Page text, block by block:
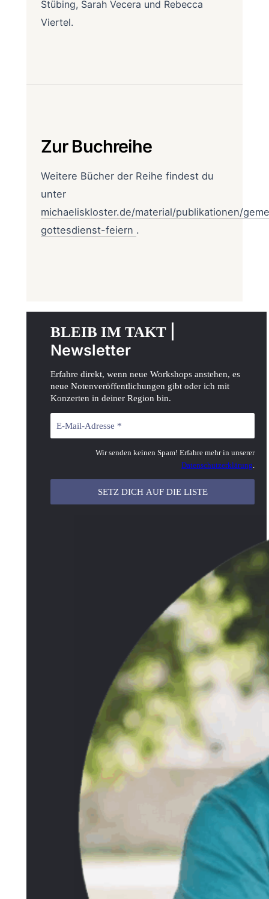
Stübing, Sarah Vecera und Rebecca
Viertel.
Zur Buchreihe
Weitere Bücher der Reihe findest du
unter
michaeliskloster.de/material/publikationen/
gottesdienst-feiern .
BLEIB IM TAKT|
Newsletter
Erfahre direkt, wenn neue Workshops anstehen, es
neue Notenveröffentlichungen gibt oder ich mit
Konzerten in deiner Region bin.
Wir senden keinen Spam! Erfahre mehr in unserer
Datenschutzerklärung.